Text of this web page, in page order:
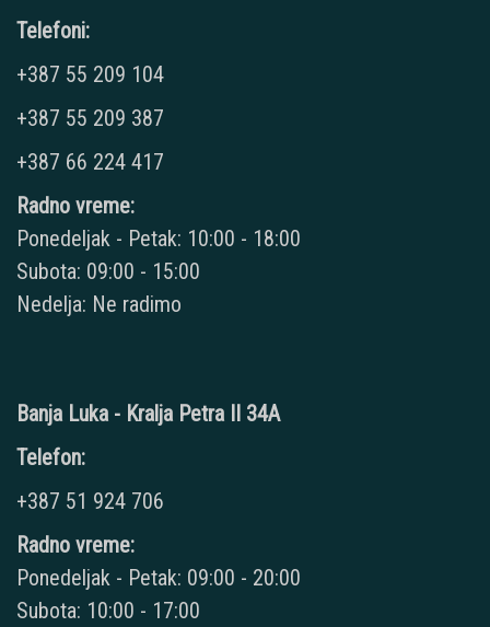
Telefoni:
+387 55 209 104
+387 55 209 387
+387 66 224 417
Radno vreme:
Ponedeljak - Petak: 10:00 - 18:00
Subota: 09:00 - 15:00
Nedelja: Ne radimo
Banja Luka - Kralja Petra II 34A
Telefon:
+387 51 924 706
Radno vreme:
Ponedeljak - Petak: 09:00 - 20:00
Subota: 10:00 - 17:00